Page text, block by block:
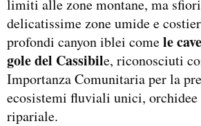
limiti alle zone montane, ma
delicatissime zone umide e
profondi canyon iblei comele
gole del Cassibile, riconosciuti
Importanza Comunitaria per la
ecosistemi fluviali unici, orchidee
ripariale.